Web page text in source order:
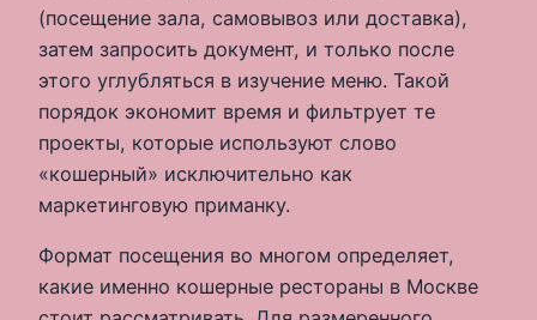
(посещение зала, самовывоз или доставка),
затем запросить документ, и только после
этого углубляться в изучение меню. Такой
порядок экономит время и фильтрует те
проекты, которые используют слово
«кошерный» исключительно как
маркетинговую приманку.
Формат посещения во многом определяет,
какие именно кошерные рестораны в Москве